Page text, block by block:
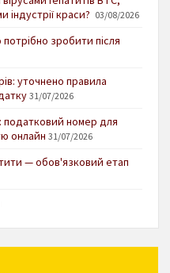
краси? 03/08/2026
зробити після
уточнено правила
31/07/2026
податковий номер для
онлайн 31/07/2026
— обов'язковий етап